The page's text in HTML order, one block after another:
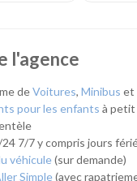
agence vous propose
emplacement est idéal
qui recherchent
du tramway, aux lignes de
situées à proximité,
l'agence
deVoitures, Minibus et
pour les enfants à petit
7/7 y compris jours
véhicule(sur demande)
Simple(avec